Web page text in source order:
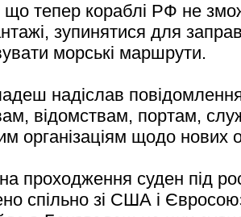
що тепер кораблі РФ не
зупинятися для
морські маршрути.
надіслав
відомствам, портам,
організаціям щодо нових
проходження суден під
спільно зі США і